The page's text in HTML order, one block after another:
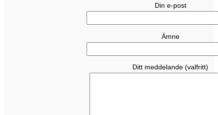
Din e-post
Ämne
Ditt meddelande (valfritt)